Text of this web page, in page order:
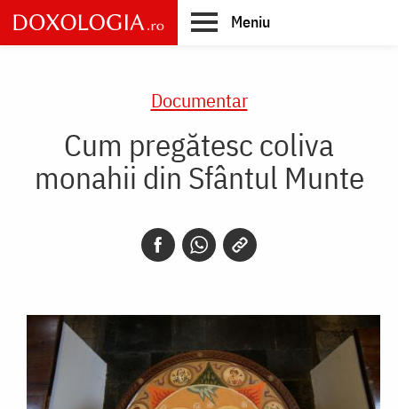
Skip
to
main
Meniu
Documentar
Cum pregătesc coliva
monahii din Sfântul Munte